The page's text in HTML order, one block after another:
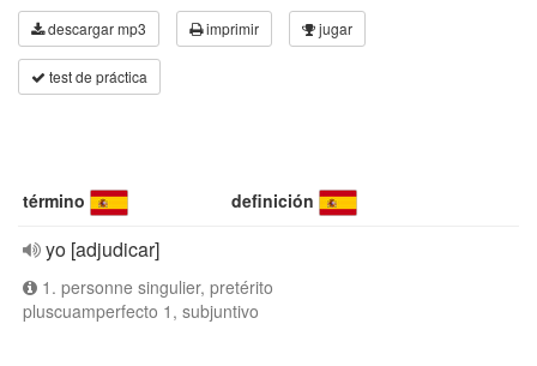
descargar mp3 imprimir jugar
test de práctica
término definición
yo [adjudicar]
1. personne singulier, pretérito
pluscuamperfecto 1, subjuntivo